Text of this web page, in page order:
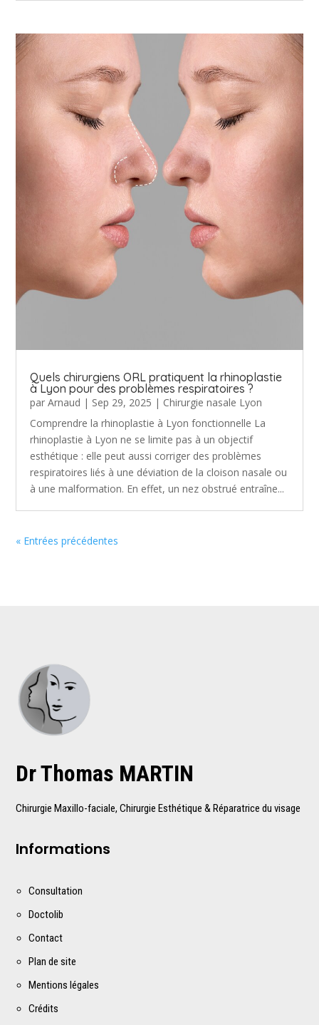
Quels chirurgiens ORL pratiquent la rhinoplastie
à Lyon pour des problèmes respiratoires ?
parArnaud | Sep 29, 2025 | Chirurgie nasale Lyon
Comprendre la rhinoplastie à Lyon fonctionnelle La
rhinoplastie à Lyon ne se limite pas à un objectif
esthétique : elle peut aussi corriger des problèmes
respiratoires liés à une déviation de la cloison nasale ou
à une malformation. En effet, un nez obstrué entraîne...
« Entrées précédentes
Dr Thomas MARTIN
Chirurgie Maxillo-faciale, Chirurgie Esthétique & Réparatrice du visage
Informations
Consultation
Doctolib
Contact
Plan de site
Mentions légales
Crédits